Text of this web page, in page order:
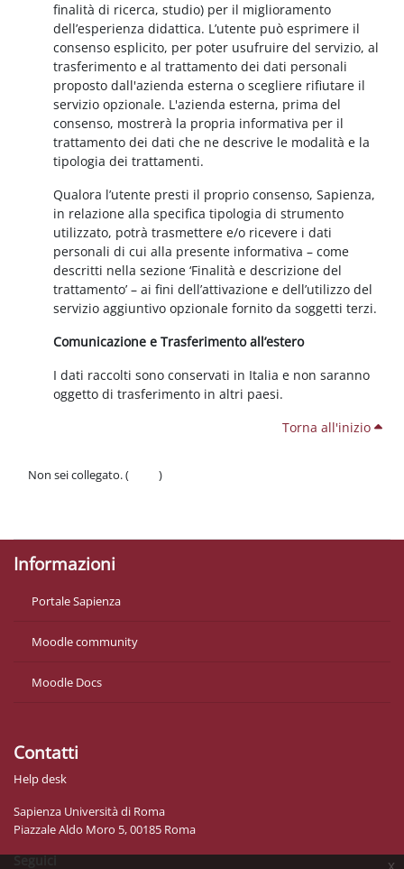
x
finalità di ricerca, studio) per il miglioramento
dell’esperienza didattica. L’utente può esprimere il
consenso esplicito, per poter usufruire del servizio, al
trasferimento e al trattamento dei dati personali
proposto dall'azienda esterna o scegliere rifiutare il
servizio opzionale. L'azienda esterna, prima del
consenso, mostrerà la propria informativa per il
trattamento dei dati che ne descrive le modalità e la
tipologia dei trattamenti.
Qualora l’utente presti il proprio consenso, Sapienza,
in relazione alla specifica tipologia di strumento
utilizzato, potrà trasmettere e/o ricevere i dati
personali di cui alla presente informativa – come
descritti nella sezione ‘Finalità e descrizione del
trattamento’ – ai fini dell’attivazione e dell’utilizzo del
servizio aggiuntivo opzionale fornito da soggetti terzi.
Comunicazione e Trasferimento all’estero
I dati raccolti sono conservati in Italia e non saranno
oggetto di trasferimento in altri paesi.
Torna all'inizio
Non sei collegato. (
)
Informazioni
Portale Sapienza
Moodle community
Moodle Docs
Contatti
Help desk
Sapienza Università di Roma
Piazzale Aldo Moro 5, 00185 Roma
Seguici